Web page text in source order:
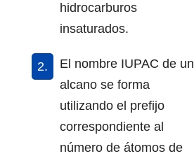
hidrocarburos
insaturados.
El nombre IUPAC de un
alcano se forma
utilizando el prefijo
correspondiente al
número de átomos de